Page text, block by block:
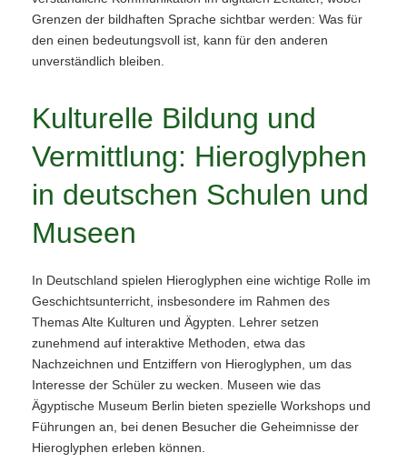
Grenzen der bildhaften Sprache sichtbar werden: Was für
den einen bedeutungsvoll ist, kann für den anderen
unverständlich bleiben.
Kulturelle Bildung und
Vermittlung: Hieroglyphen
in deutschen Schulen und
Museen
In Deutschland spielen Hieroglyphen eine wichtige Rolle im
Geschichtsunterricht, insbesondere im Rahmen des
Themas Alte Kulturen und Ägypten. Lehrer setzen
zunehmend auf interaktive Methoden, etwa das
Nachzeichnen und Entziffern von Hieroglyphen, um das
Interesse der Schüler zu wecken. Museen wie das
Ägyptische Museum Berlin bieten spezielle Workshops und
Führungen an, bei denen Besucher die Geheimnisse der
Hieroglyphen erleben können.